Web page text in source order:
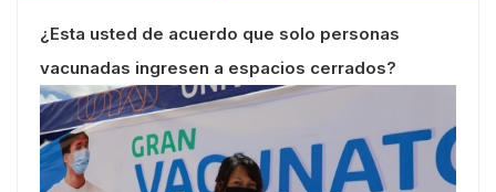
¿Esta usted de acuerdo que solo personas
vacunadas ingresen a espacios cerrados?